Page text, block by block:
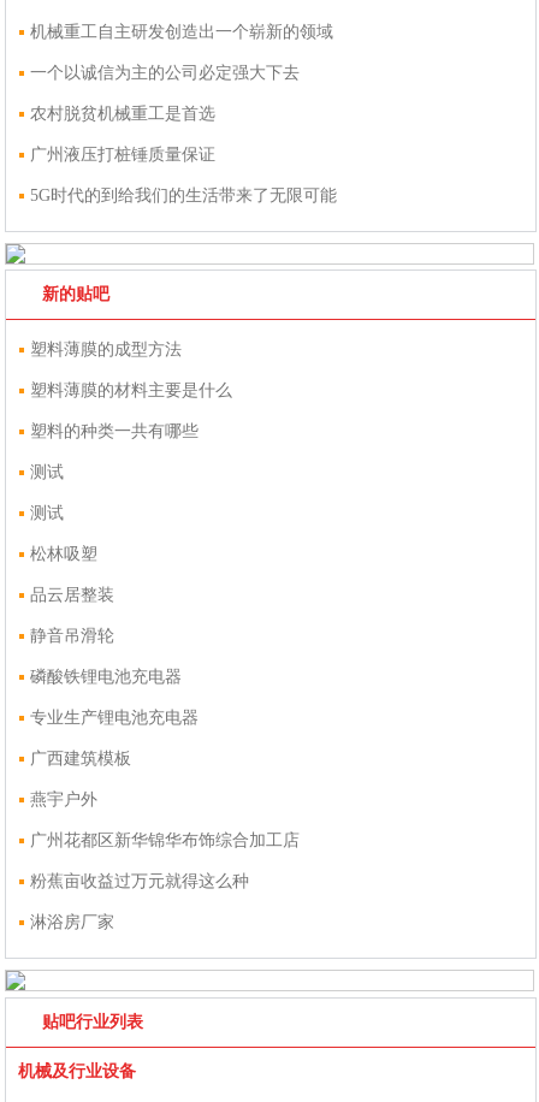
机械重工自主研发创造出一个崭新的领域
一个以诚信为主的公司必定强大下去
农村脱贫机械重工是首选
广州液压打桩锤质量保证
5G时代的到给我们的生活带来了无限可能
新的贴吧
塑料薄膜的成型方法
塑料薄膜的材料主要是什么
塑料的种类一共有哪些
测试
测试
松林吸塑
品云居整装
静音吊滑轮
磷酸铁锂电池充电器
专业生产锂电池充电器
广西建筑模板
燕宇户外
广州花都区新华锦华布饰综合加工店
粉蕉亩收益过万元就得这么种
淋浴房厂家
贴吧行业列表
机械及行业设备